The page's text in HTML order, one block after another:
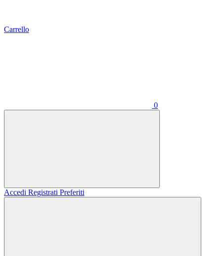
Carrello
0
Accedi Registrati Preferiti